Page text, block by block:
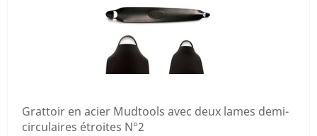
Grattoir en acier Mudtools avec deux lames demi-
circulaires étroites N°2